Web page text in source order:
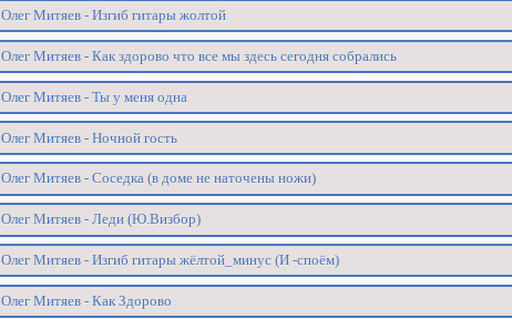
Олег Митяев - Изгиб гитары жолтой
Олег Митяев - Как здорово что все мы здесь сегодня собрались
Олег Митяев - Ты у меня одна
Олег Митяев - Ночной гость
Олег Митяев - Соседка (в доме не наточены ножи)
Олег Митяев - Леди (Ю.Визбор)
Олег Митяев - Изгиб гитары жёлтой_минус (И -споём)
Олег Митяев - Как Здорово